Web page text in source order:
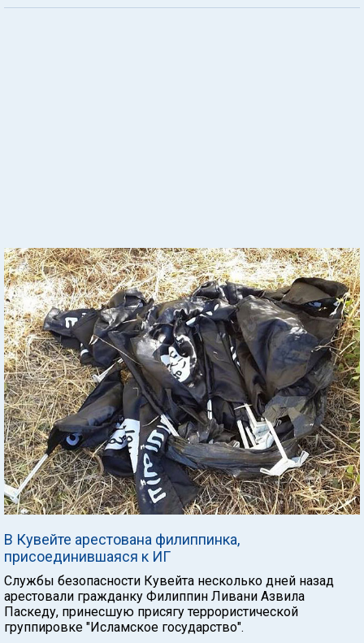
В Кувейте арестована филиппинка,
присоединившаяся к ИГ
Службы безопасности Кувейта несколько дней назад
арестовали гражданку Филиппин Ливани Азвила
Паскеду, принесшую присягу террористической
группировке "Исламское государство".